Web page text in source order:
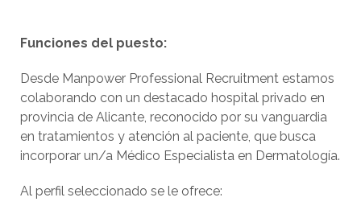
Funciones del puesto:
Desde Manpower Professional Recruitment estamos
colaborando con un destacado hospital privado en
provincia de Alicante, reconocido por su vanguardia
en tratamientos y atención al paciente, que busca
incorporar un/a Médico Especialista en Dermatología.
Al perfil seleccionado se le ofrece: